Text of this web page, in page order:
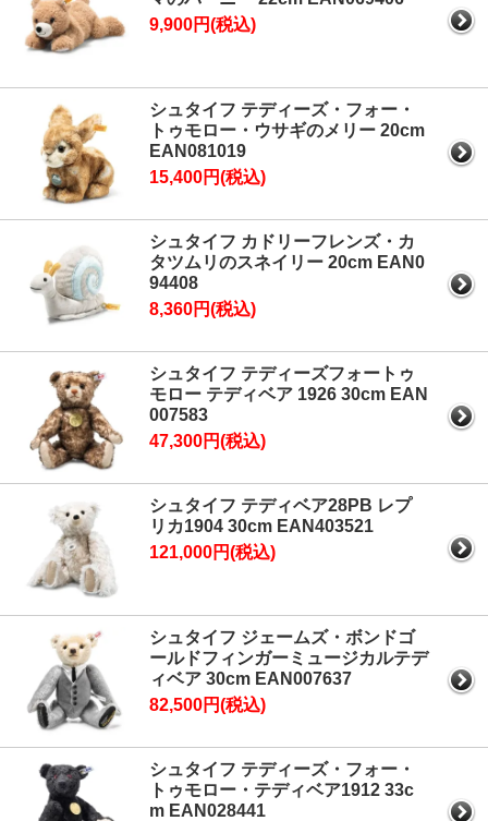
9,900円(税込)
シュタイフ テディーズ・フォー・
トゥモロー・ウサギのメリー 20cm
EAN081019
15,400円(税込)
シュタイフ カドリーフレンズ・カ
タツムリのスネイリー 20cm EAN0
94408
8,360円(税込)
シュタイフ テディーズフォートゥ
モロー テディベア 1926 30cm EAN
007583
47,300円(税込)
シュタイフ テディベア28PB レプ
リカ1904 30cm EAN403521
121,000円(税込)
シュタイフ ジェームズ・ボンドゴ
ールドフィンガーミュージカルテデ
ィベア 30cm EAN007637
82,500円(税込)
シュタイフ テディーズ・フォー・
トゥモロー・テディベア1912 33c
m EAN028441